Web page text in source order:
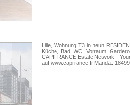
Lille, Wohnung T3 in neun
Küche, Bad, WC, Vorraum,
CAPIFRANCE Estate Network -
auf www.capifrance.fr Mandat: